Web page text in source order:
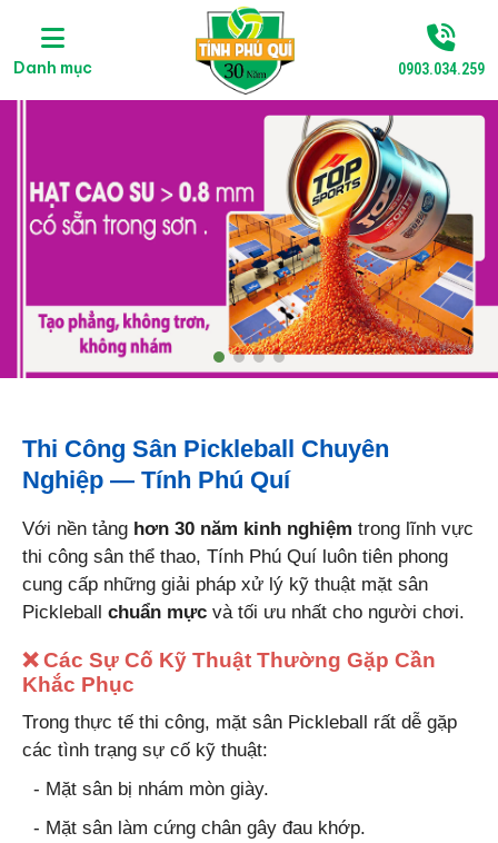
Danh mục 0903.034.259
Thi Công Sân Pickleball Chuyên
Nghiệp — Tính Phú Quí
Với nền tảng hơn 30 năm kinh nghiệm trong lĩnh vực
thi công sân thể thao, Tính Phú Quí luôn tiên phong
cung cấp những giải pháp xử lý kỹ thuật mặt sân
Pickleball chuẩn mực và tối ưu nhất cho người chơi.
❌ Các Sự Cố Kỹ Thuật Thường Gặp Cần
Khắc Phục
Trong thực tế thi công, mặt sân Pickleball rất dễ gặp
các tình trạng sự cố kỹ thuật:
- Mặt sân bị nhám mòn giày.
- Mặt sân làm cứng chân gây đau khớp.